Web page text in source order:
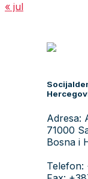
« jul
Adresa:
71000
Bosna i
Telefon: